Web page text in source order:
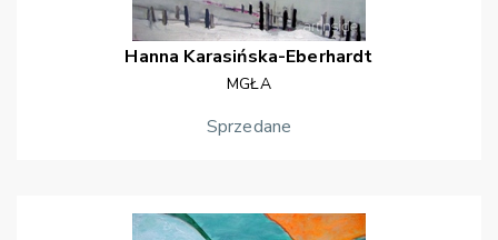
Hanna Karasińska-Eberhardt
MGŁA
Sprzedane